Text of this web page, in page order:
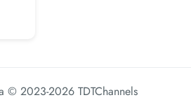
© 2023-2026 TDTChannels